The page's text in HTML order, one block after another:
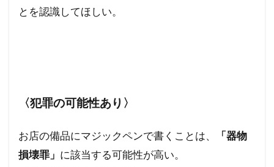
とを認識してほしい。
〈犯罪の可能性あり〉
お店の備品にマジックペンで書くことは、
「器物
損壊罪」 に該当する可能性が高い。